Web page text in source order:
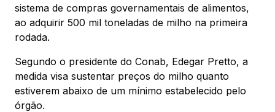
sistema de compras governamentais de alimentos,
ao adquirir 500 mil toneladas de milho na primeira
rodada.
Segundo o presidente do Conab, Edegar Pretto, a
medida visa sustentar preços do milho quanto
estiverem abaixo de um mínimo estabelecido pelo
órgão.